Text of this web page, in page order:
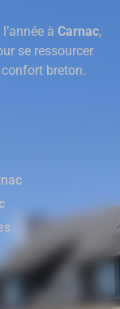
à Carnac,
se ressourcer
confort breton.